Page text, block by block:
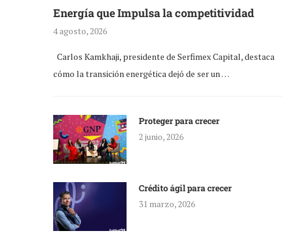
Energía que Impulsa la competitividad
4 agosto, 2026
Carlos Kamkhaji, presidente de Serfimex Capital, destaca
cómo la transición energética dejó de ser un …
Proteger para crecer
2 junio, 2026
Crédito ágil para crecer
31 marzo, 2026